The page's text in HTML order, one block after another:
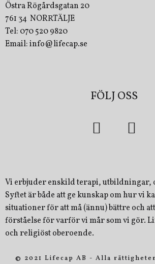
Östra Rögårdsgatan 20
761 34 NORRTÄLJE
Tel: 070 520 9820
Email: info@lifecap.se
FÖLJ OSS
Vi erbjuder enskild terapi, utbildningar,
Syftet är både att ge kunskap om hur vi
situationer för att må (ännu) bättre och
förståelse för varför vi mår som vi gör.
och religiöst oberoende.
© 2021 Lifecap AB - Alla